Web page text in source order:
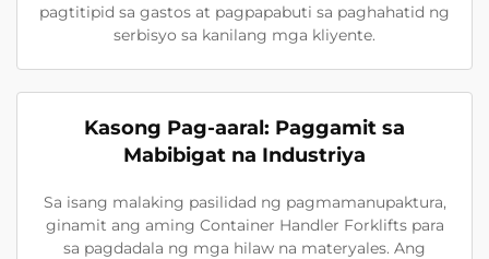
pagtitipid sa gastos at pagpapabuti sa paghahatid ng
serbisyo sa kanilang mga kliyente.
Kasong Pag-aaral: Paggamit sa
Mabibigat na Industriya
Sa isang malaking pasilidad ng pagmamanupaktura,
ginamit ang aming Container Handler Forklifts para
sa pagdadala ng mga hilaw na materyales. Ang